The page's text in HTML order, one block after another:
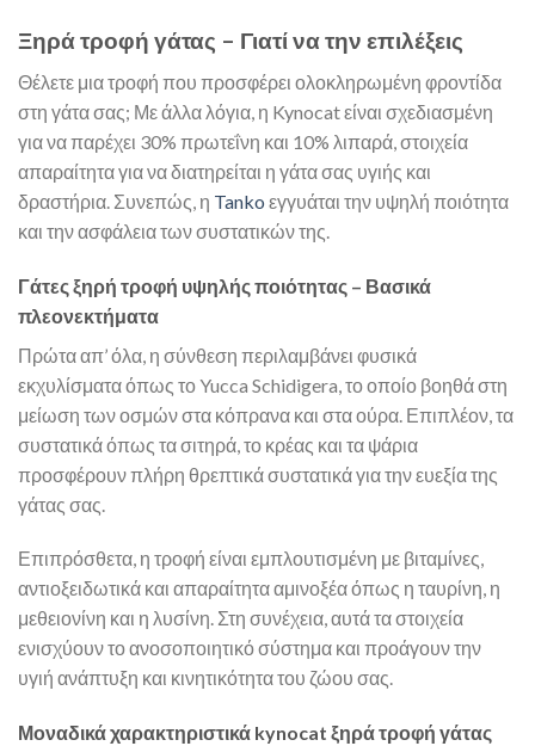
Ξηρά τροφή γάτας – Γιατί να την επιλέξεις
Θέλετε μια τροφή που προσφέρει ολοκληρωμένη φροντίδα
στη γάτα σας; Με άλλα λόγια, η Kynocat είναι σχεδιασμένη
για να παρέχει 30% πρωτεΐνη και 10% λιπαρά, στοιχεία
απαραίτητα για να διατηρείται η γάτα σας υγιής και
δραστήρια. Συνεπώς, η Tanko εγγυάται την υψηλή ποιότητα
και την ασφάλεια των συστατικών της.
Γάτες ξηρή τροφή υψηλής ποιότητας – Βασικά
πλεονεκτήματα
Πρώτα απ’ όλα, η σύνθεση περιλαμβάνει φυσικά
εκχυλίσματα όπως το Yucca Schidigera, το οποίο βοηθά στη
μείωση των οσμών στα κόπρανα και στα ούρα. Επιπλέον, τα
συστατικά όπως τα σιτηρά, το κρέας και τα ψάρια
προσφέρουν πλήρη θρεπτικά συστατικά για την ευεξία της
γάτας σας.
Επιπρόσθετα, η τροφή είναι εμπλουτισμένη με βιταμίνες,
αντιοξειδωτικά και απαραίτητα αμινοξέα όπως η ταυρίνη, η
μεθειονίνη και η λυσίνη. Στη συνέχεια, αυτά τα στοιχεία
ενισχύουν το ανοσοποιητικό σύστημα και προάγουν την
υγιή ανάπτυξη και κινητικότητα του ζώου σας.
Μοναδικά χαρακτηριστικά kynocat ξηρά τροφή γάτας